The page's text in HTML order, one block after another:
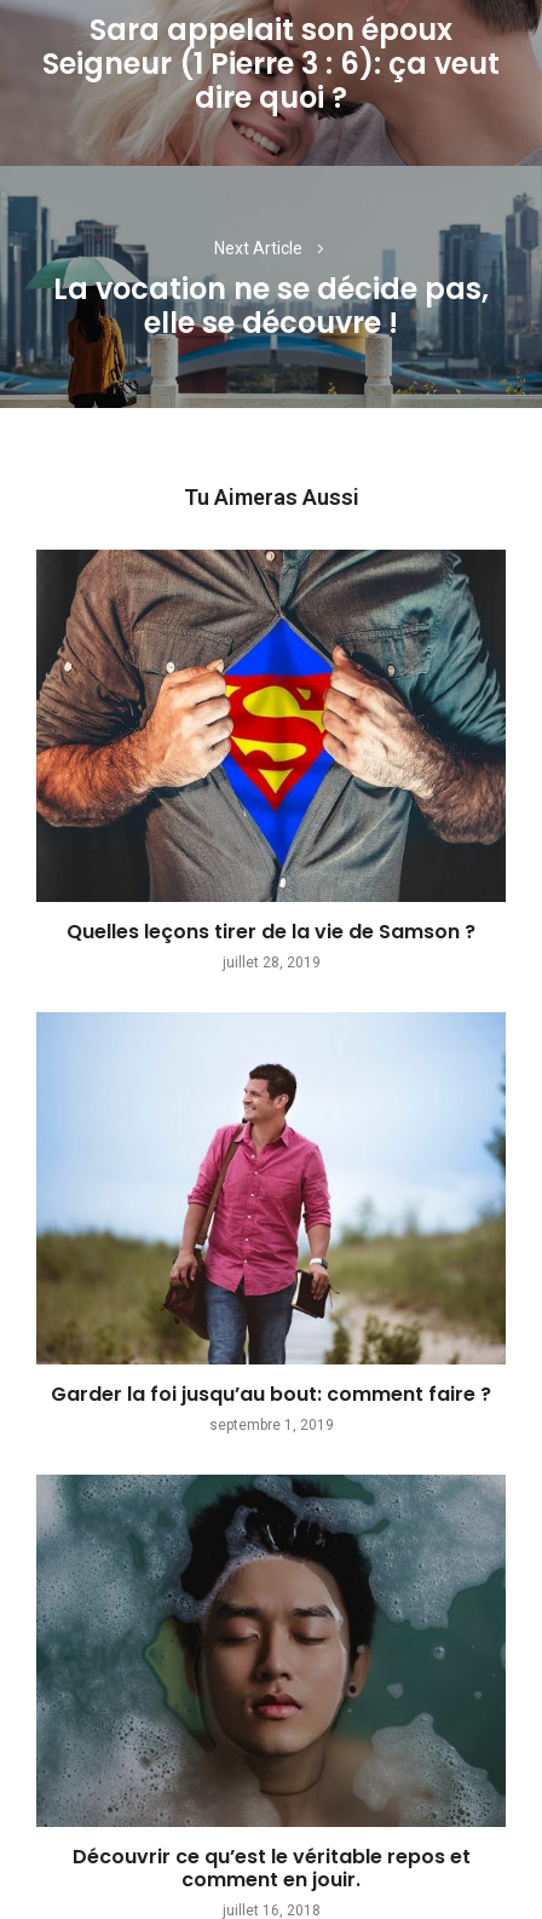
l’article
Previous
post:
Sara appelait son époux
Seigneur (1 Pierre 3 : 6): ça veut
dire quoi ?
Next Article
Next
post:
La vocation ne se décide pas,
elle se découvre !
Tu Aimeras Aussi
Quelles leçons tirer de la vie de Samson ?
juillet 28, 2019
Garder la foi jusqu’au bout: comment faire ?
septembre 1, 2019
Découvrir ce qu’est le véritable repos et
comment en jouir.
juillet 16, 2018